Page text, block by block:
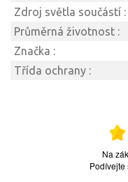
Zdroj světla součástí :
Průměrná životnost :
Značka :
Třída ochrany :